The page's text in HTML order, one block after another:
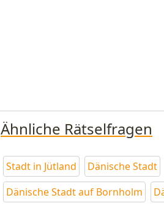
Ähnliche Rätselfragen
Stadt in Jütland Dänische Stadt
Dänische Stadt auf Bornholm